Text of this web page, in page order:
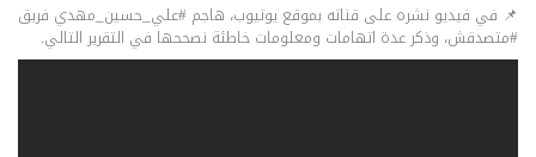
📌 في فيديو نشره على قناته بموقع يوتيوب، هاجم #علي_حسين_مهدي فريق
#متصدقش، وذكر عدة اتهامات ومعلومات خاطئة نصححها في التقرير التالي.